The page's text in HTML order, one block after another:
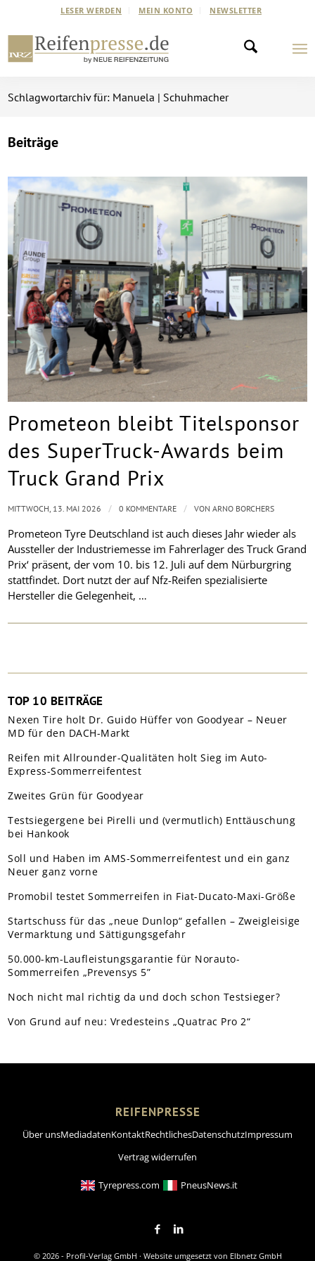
LESER WERDEN MEIN KONTO NEWSLETTER
Schlagwortarchiv für: Manuela | Schuhmacher
Beiträge
Prometeon bleibt Titelsponsor
des SuperTruck-Awards beim
Truck Grand Prix
Prometeon Tyre Deutschland ist auch dieses Jahr wieder als
Aussteller der Industriemesse im Fahrerlager des Truck Grand
Prix‘ präsent, der vom 10. bis 12. Juli auf dem Nürburgring
stattfindet. Dort nutzt der auf Nfz-Reifen spezialisierte
Hersteller die Gelegenheit, …
MITTWOCH, 13. MAI 2026 / 0 KOMMENTARE / VONARNO BORCHERS
TOP 10 BEITRÄGE
Nexen Tire holt Dr. Guido Hüffer von Goodyear – Neuer
MD für den DACH-Markt
Reifen mit Allrounder-Qualitäten holt Sieg im Auto-
Express-Sommerreifentest
Zweites Grün für Goodyear
Testsiegergene bei Pirelli und (vermutlich) Enttäuschung
bei Hankook
Soll und Haben im AMS-Sommerreifentest und ein ganz
Neuer ganz vorne
Promobil testet Sommerreifen in Fiat-Ducato-Maxi-Größe
Startschuss für das „neue Dunlop“ gefallen – Zweigleisige
Vermarktung und Sättigungsgefahr
50.000-km-Laufleistungsgarantie für Norauto-
Sommerreifen „Prevensys 5”
Noch nicht mal richtig da und doch schon Testsieger?
Von Grund auf neu: Vredesteins „Quatrac Pro 2“
REIFENPRESSE
Über unsMediadatenKontaktRechtlichesDatenschutzImpressum
Vertrag widerrufen
Tyrepress.com PneusNews.it
© 2026 - Profil-Verlag GmbH · Website umgesetzt von Elbnetz GmbH